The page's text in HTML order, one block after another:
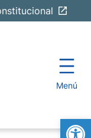
Abrir